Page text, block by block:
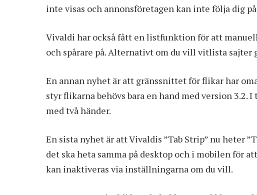
inte visas och annonsföretagen kan inte följa dig
Vivaldi har också fått en listfunktion för att
och spårare på. Alternativt om du vill vitlista sajter
En annan nyhet är att gränssnittet för flikar har
styr flikarna behövs bara en hand med version 3.2.
med två händer.
En sista nyhet är att Vivaldis ”Tab Strip” nu heter
det ska heta samma på desktop och i mobilen för
kan inaktiveras via inställningarna om du vill.